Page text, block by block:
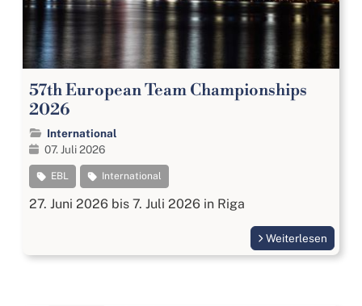
57th European Team Championships
2026
International
07. Juli 2026
EBL International
27. Juni 2026 bis 7. Juli 2026 in Riga
Weiterlesen